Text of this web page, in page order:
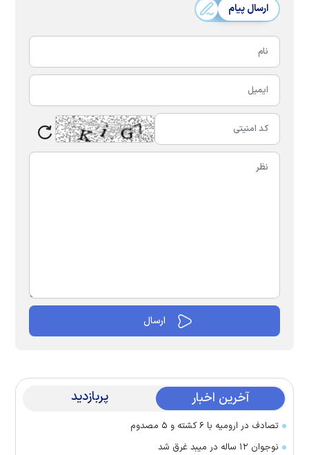
ارسال پیام
آخرین اخبار پربازدید
تصادف در ارومیه با ۶ کشته و ۵ مصدوم
نوجوان ۱۲ ساله در میبد غرق شد